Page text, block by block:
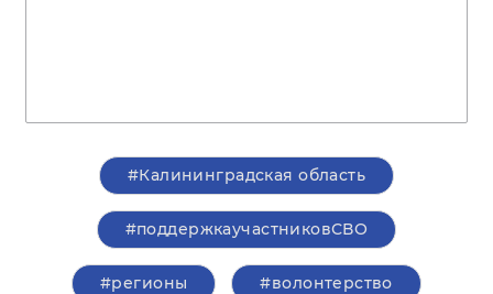
#Калининградская область
#поддержкаучастниковСВО
#регионы #волонтерство